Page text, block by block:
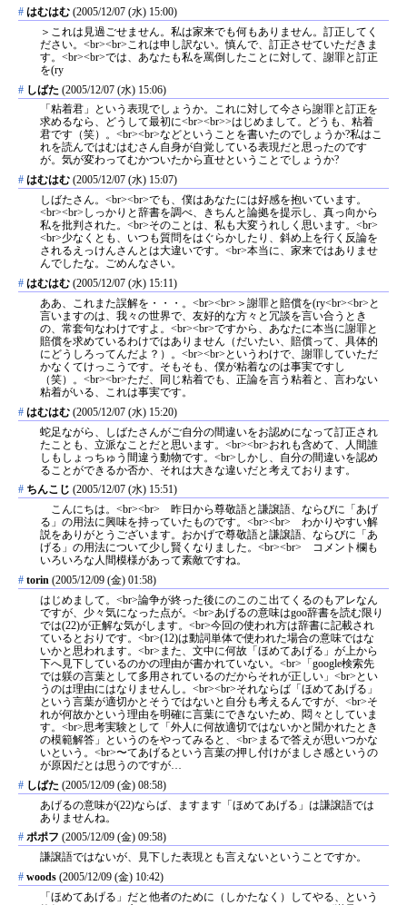
# はむはむ (2005/12/07 (水) 15:00)
＞これは見過ごせません。私は家来でも何もありません。訂正してく
ださい。<br><br>これは申し訳ない。慎んで、訂正させていただきま
す。<br><br>では、あなたも私を罵倒したことに対して、謝罪と訂正
を(ry
# しばた (2005/12/07 (水) 15:06)
「粘着君」という表現でしょうか。これに対して今さら謝罪と訂正を
求めるなら、どうして最初に<br><br>>はじめまして。どうも、粘着
君です（笑）。<br><br>などということを書いたのでしょうか?私はこ
れを読んではむはむさん自身が自覚している表現だと思ったのです
が。気が変わってむかついたから直せということでしょうか?
# はむはむ (2005/12/07 (水) 15:07)
しばたさん。<br><br>でも、僕はあなたには好感を抱いています。
<br><br>しっかりと辞書を調べ、きちんと論拠を提示し、真っ向から
私を批判された。<br>そのことは、私も大変うれしく思います。<br>
<br>少なくとも、いつも質問をはぐらかしたり、斜め上を行く反論を
されるえっけんさんとは大違いです。<br>本当に、家来ではありませ
んでしたな。ごめんなさい。
# はむはむ (2005/12/07 (水) 15:11)
ああ、これまた誤解を・・・。<br><br>＞謝罪と賠償を(ry<br><br>と
言いますのは、我々の世界で、友好的な方々と冗談を言い合うとき
の、常套句なわけですよ。<br><br>ですから、あなたに本当に謝罪と
賠償を求めているわけではありません（だいたい、賠償って、具体的
にどうしろってんだよ？）。<br><br>というわけで、謝罪していただ
かなくてけっこうです。そもそも、僕が粘着なのは事実ですし
（笑）。<br><br>ただ、同じ粘着でも、正論を言う粘着と、言わない
粘着がいる、これは事実です。
# はむはむ (2005/12/07 (水) 15:20)
蛇足ながら、しばたさんがご自分の間違いをお認めになって訂正され
たことも、立派なことだと思います。<br><br>おれも含めて、人間誰
しもしょっちゅう間違う動物です。<br>しかし、自分の間違いを認め
ることができるか否か、それは大きな違いだと考えております。
# ちんこじ (2005/12/07 (水) 15:51)
こんにちは。<br><br> 昨日から尊敬語と謙譲語、ならびに「あげ
る」の用法に興味を持っていたものです。<br><br> わかりやすい解
説をありがとうございます。おかげで尊敬語と謙譲語、ならびに「あ
げる」の用法について少し賢くなりました。<br><br> コメント欄も
いろいろな人間模様があって素敵ですね。
# torin (2005/12/09 (金) 01:58)
はじめまして。<br>論争が終った後にのこのこ出てくるのもアレなん
ですが、少々気になった点が。<br>あげるの意味はgoo辞書を読む限り
では(22)が正解な気がします。<br>今回の使われ方は辞書に記載され
ているとおりです。<br>(12)は動詞単体で使われた場合の意味ではな
いかと思われます。<br>また、文中に何故「ほめてあげる」が上から
下へ見下しているのかの理由が書かれていない。<br>「google検索先
では躾の言葉として多用されているのだからそれが正しい」<br>とい
うのは理由にはなりませんし。<br><br>それならば「ほめてあげる」
という言葉が適切かとそうではないと自分も考えるんですが、<br>そ
れが何故かという理由を明確に言葉にできないため、悶々としていま
す。<br>思考実験として「外人に何故適切ではないかと聞かれたとき
の模範解答」というのをやってみると、<br>まるで答えが思いつかな
いという。<br>〜てあげるという言葉の押し付けがましさ感というの
が原因だとは思うのですが…
# しばた (2005/12/09 (金) 08:58)
あげるの意味が(22)ならば、ますます「ほめてあげる」は謙譲語では
ありませんね。
# ポポフ (2005/12/09 (金) 09:58)
謙譲語ではないが、見下した表現とも言えないということですか。
# woods (2005/12/09 (金) 10:42)
「ほめてあげる」だと他者のために（しかたなく）してやる、という